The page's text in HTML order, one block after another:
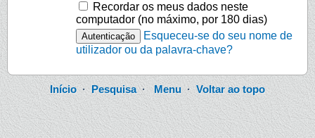
Recordar os meus dados neste
computador (no máximo, por 180 dias)
Esqueceu-se do seu nome de
utilizador ou da palavra-chave?
Início· Pesquisa·Menu ·Voltar ao topo